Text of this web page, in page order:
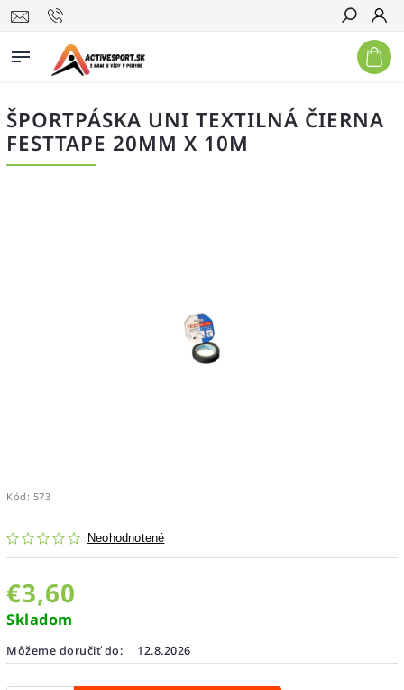
Hľadať
ŠPORTPÁSKA UNI TEXTILNÁ ČIERNA
FESTTAPE 20MM X 10M
Kód: 573
Neohodnotené
€3,60
Skladom
Môžeme doručiť do: 12.8.2026